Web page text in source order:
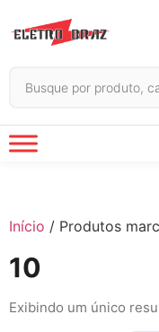
Início / Produtos
10
Exibindo um único